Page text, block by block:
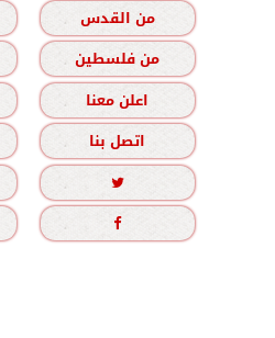
من القدس
من فلسطين
اعلن معنا
اتصل بنا


جميع الحقوق